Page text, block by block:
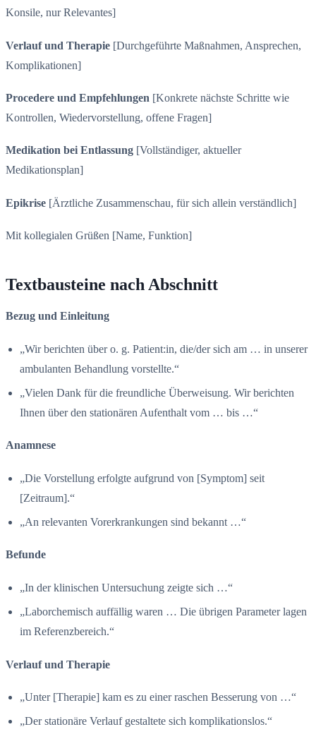
Konsile, nur Relevantes]
Verlauf und Therapie [Durchgeführte Maßnahmen, Ansprechen,
Komplikationen]
Procedere und Empfehlungen [Konkrete nächste Schritte wie
Kontrollen, Wiedervorstellung, offene Fragen]
Medikation bei Entlassung [Vollständiger, aktueller
Medikationsplan]
Epikrise [Ärztliche Zusammenschau, für sich allein verständlich]
Mit kollegialen Grüßen [Name, Funktion]
Textbausteine nach Abschnitt
Bezug und Einleitung
„Wir berichten über o. g. Patient:in, die/der sich am … in unserer
ambulanten Behandlung vorstellte.“
„Vielen Dank für die freundliche Überweisung. Wir berichten
Ihnen über den stationären Aufenthalt vom … bis …“
Anamnese
„Die Vorstellung erfolgte aufgrund von [Symptom] seit
[Zeitraum].“
„An relevanten Vorerkrankungen sind bekannt …“
Befunde
„In der klinischen Untersuchung zeigte sich …“
„Laborchemisch auffällig waren … Die übrigen Parameter lagen
im Referenzbereich.“
Verlauf und Therapie
„Unter [Therapie] kam es zu einer raschen Besserung von …“
„Der stationäre Verlauf gestaltete sich komplikationslos.“